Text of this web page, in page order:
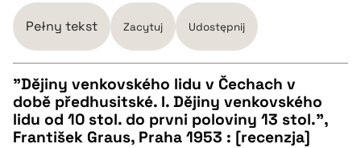
pobierz cytat
Pełny tekst Zacytuj Udostępnij
CZYSTY TEKST
"Dějiny venkovského lidu v Čechach v
době předhusitské. I. Dějiny venkovského
lidu od 10 stol. do prvni poloviny 13 stol.",
František Graus, Praha 1953 : [recenzja]